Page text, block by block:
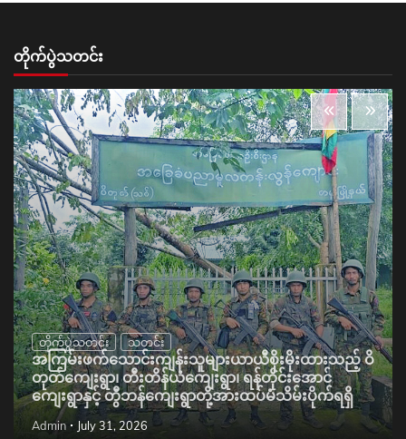
တိုက်ပွဲသတင်း
တိုက်ပွဲသတင်း သတင်း
အကြမ်းဖက်သောင်းကျန်းသူများယာယီစိုးမိုးထားသည့် ဝိ
တုတ်ကျေးရွာ၊ တီးတိန်ယံကျေးရွာ၊ ရန်တိုင်းအောင်
ကျေးရွာနှင့် တွီဘန်ကျေးရွာတို့အားထပ်မံသိမ်းပိုက်ရရှိ
Admin July 31, 2026